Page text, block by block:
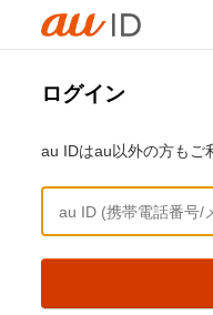
ログイン
au IDはau以外の方もご